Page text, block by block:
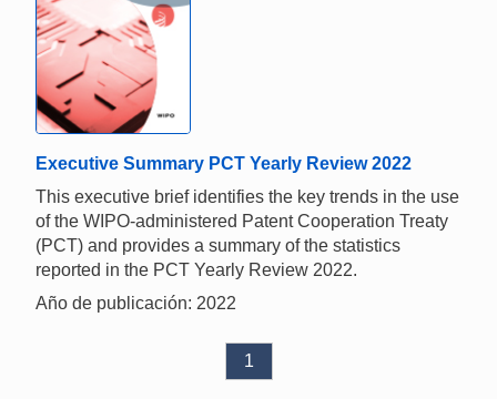
Executive Summary PCT Yearly Review 2022
This executive brief identifies the key trends in the use
of the WIPO-administered Patent Cooperation Treaty
(PCT) and provides a summary of the statistics
reported in the PCT Yearly Review 2022.
Año de publicación: 2022
1